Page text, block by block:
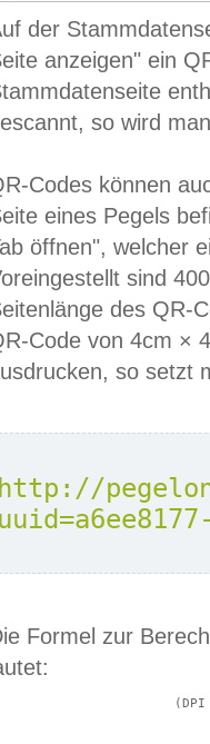
der
anzeigen" ein
so wird
Codes können
eines Pegels
öffnen", welcher
sind
des QR-
Code von 4cm ×
so setzt
http://
Formel zur